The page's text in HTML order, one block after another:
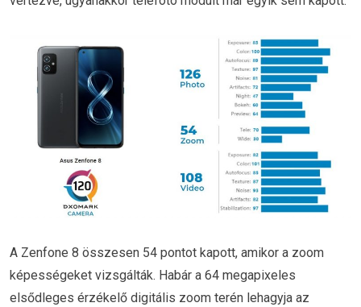
A Zenfone 8 összesen 54 pontot kapott, amikor a zoom
képességeket vizsgálták. Habár a 64 megapixeles
elsődleges érzékelő digitális zoom terén lehagyja az